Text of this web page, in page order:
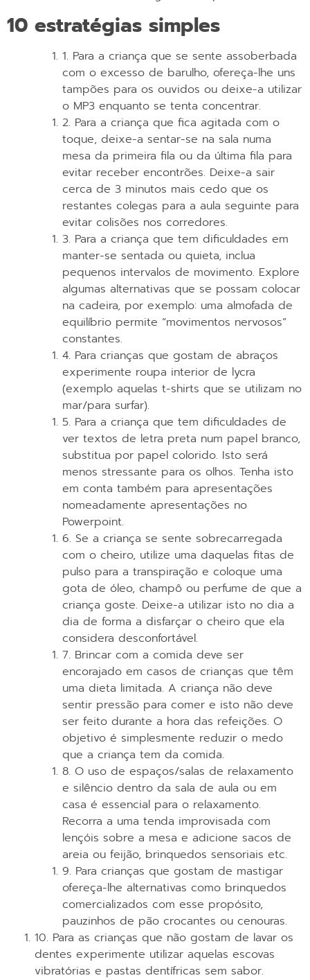
10 estratégias simples
1. Para a criança que se sente assoberbada
com o excesso de barulho, ofereça-lhe uns
tampões para os ouvidos ou deixe-a utilizar
o MP3 enquanto se tenta concentrar.
2. Para a criança que fica agitada com o
toque, deixe-a sentar-se na sala numa
mesa da primeira fila ou da última fila para
evitar receber encontrões. Deixe-a sair
cerca de 3 minutos mais cedo que os
restantes colegas para a aula seguinte para
evitar colisões nos corredores.
3. Para a criança que tem dificuldades em
manter-se sentada ou quieta, inclua
pequenos intervalos de movimento. Explore
algumas alternativas que se possam colocar
na cadeira, por exemplo: uma almofada de
equilíbrio permite “movimentos nervosos”
constantes.
4. Para crianças que gostam de abraços
experimente roupa interior de lycra
(exemplo aquelas t-shirts que se utilizam no
mar/para surfar).
5. Para a criança que tem dificuldades de
ver textos de letra preta num papel branco,
substitua por papel colorido. Isto será
menos stressante para os olhos. Tenha isto
em conta também para apresentações
nomeadamente apresentações no
Powerpoint.
6. Se a criança se sente sobrecarregada
com o cheiro, utilize uma daquelas fitas de
pulso para a transpiração e coloque uma
gota de óleo, champô ou perfume de que a
criança goste. Deixe-a utilizar isto no dia a
dia de forma a disfarçar o cheiro que ela
considera desconfortável.
7. Brincar com a comida deve ser
encorajado em casos de crianças que têm
uma dieta limitada. A criança não deve
sentir pressão para comer e isto não deve
ser feito durante a hora das refeições. O
objetivo é simplesmente reduzir o medo
que a criança tem da comida.
8. O uso de espaços/salas de relaxamento
e silêncio dentro da sala de aula ou em
casa é essencial para o relaxamento.
Recorra a uma tenda improvisada com
lençóis sobre a mesa e adicione sacos de
areia ou feijão, brinquedos sensoriais etc.
9. Para crianças que gostam de mastigar
ofereça-lhe alternativas como brinquedos
comercializados com esse propósito,
pauzinhos de pão crocantes ou cenouras.
10. Para as crianças que não gostam de lavar os
dentes experimente utilizar aquelas escovas
vibratórias e pastas dentífricas sem sabor.